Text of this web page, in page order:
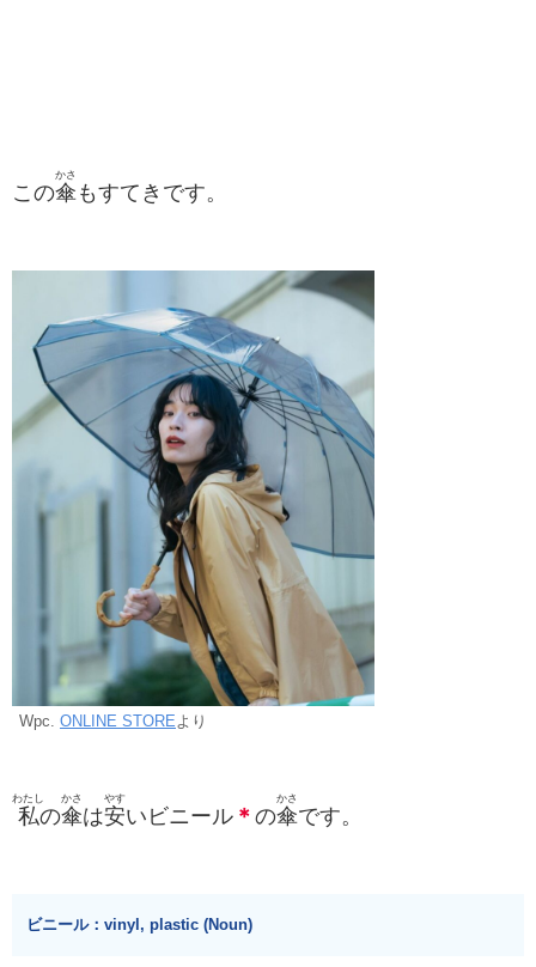
この傘
かさ
もすてきです。
Wpc. ONLINE STOREより
私
わたし
の傘
かさ
は安
やす
いビニール ＊ の傘
かさ
です。
ビニール：vinyl, plastic (Noun)